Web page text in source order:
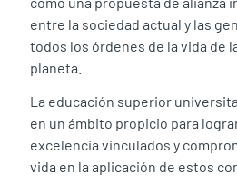
entre la sociedad actual y las
todos los órdenes de la vida de
planeta.
La educación superior
en un ámbito propicio para
excelencia vinculados y
vida en la aplicación de estos